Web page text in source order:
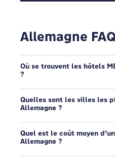
Allemagne
Où se trouvent les hôtels
?
Quelles sont les villes les
Allemagne ?
Quel est le coût moyen
Allemagne ?